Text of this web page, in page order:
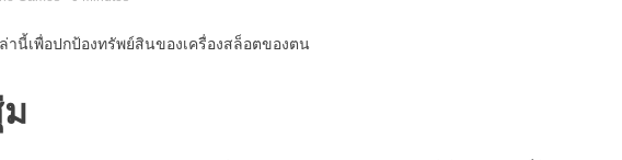
านี้เพื่อปกป้องทรัพย์สินของเครื่องสล็อตของตน